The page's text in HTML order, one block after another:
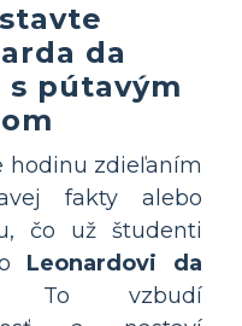
da
s pútavým
hodinu zdieľaním
fakty alebo
čo už študenti
Leonardovi da
To vzbudí